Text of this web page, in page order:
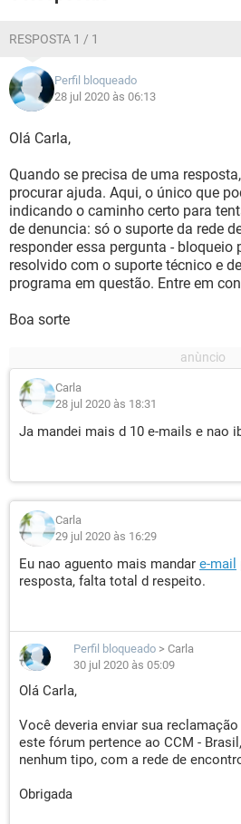
RESPOSTA 1 / 1
Perfil bloqueado
28 jul 2020 às 06:13
Olá Carla,
Quando se precisa de uma
procurar ajuda. Aqui, o único que
indicando o caminho certo para
de denuncia: só o suporte da rede
responder essa pergunta - bloqueio
resolvido com o suporte técnico e
programa em questão. Entre em
Boa sorte
Carla
28 jul 2020 às 18:31
Ja mandei mais d 10 e-mails e nao
Carla
29 jul 2020 às 16:29
Eu nao aguento mais mandar e-mail
resposta, falta total d respeito.
Perfil bloqueado > Carla
30 jul 2020 às 05:09
Olá Carla,
Você deveria enviar sua
este fórum pertence ao CCM -
nenhum tipo, com a rede de
Obrigada